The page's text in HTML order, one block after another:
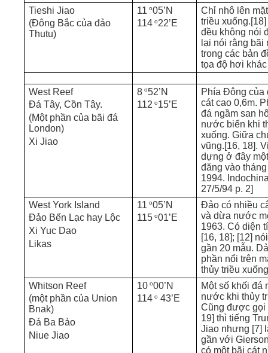
Tieshi Jiao
(Đông Bắc của đảo
Thutu)
11 o05’N
114 o22’E
Chỉ nhô lên
triều
đều không nói
lại nói rằng bãi
trong các bản
tọa độ hơi
West Reef
Đá Tây, Cồn Tây.
(Một phần của bãi đá
London)
Xi Jiao
8 o52’N
112 o15’E
Phía Đông của
cát cao 0,6m.
đá ngầm san
nước biển khi
xuống. Giữa
vũng.[16, 18].
dựng ở đây
đăng vào
1994.
27/5/94 p. 2]
West York Island
Đảo Bến Lạc hay Lộc
Xi Yuc Dao
Likas
11 o05’N
115 o01’E
Đảo có nhiều
và dừa nước
1963. Có diện
[16, 18]; [12]
gần 20 mẫu.
phần nổi trên
thủy triều
Whitson Reef
(một phần của Union
Bnak)
Đá Ba Bảo
Niue Jiao
10 o00’N
114 o 43’E
Một số khối đá
nước khi thủy
Cũng được gọi
19] thì tiếng
Jiao nhưng [7]
gần với
có một bãi cát